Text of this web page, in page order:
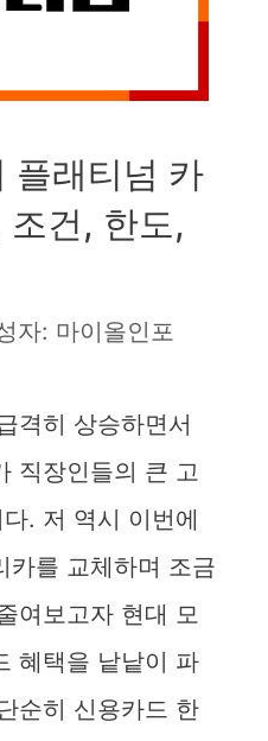
플래티넘 카
조건, 한도,
자: 마이올인포
격히 상승하면서
직장인들의 큰 고
. 저 역시 이번에
카를 교체하며 조금
여보고자 현대 모
혜택을 낱낱이 파
순히 신용카드 한